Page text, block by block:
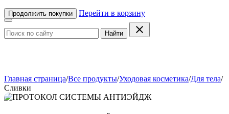
Продолжить покупки Перейти в корзину
Найти
Главная страница/Все продукты/Уходовая косметика/Для тела/
Сливки